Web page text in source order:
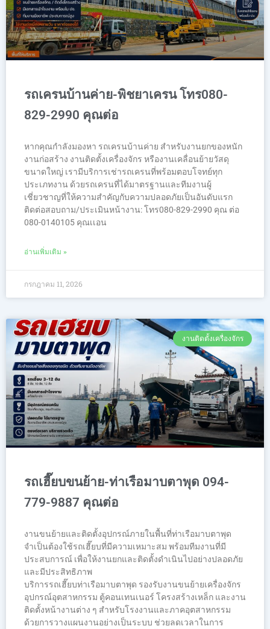
รถเครนบ้านค่าย-พิชยาเครน โทร080-
829-2990 คุณต่อ
หากคุณกำลังมองหา รถเครนบ้านค่าย สำหรับงานยกของหนัก
งานก่อสร้าง งานติดตั้งเครื่องจักร หรืองานเคลื่อนย้ายวัสดุ
ขนาดใหญ่ เรามีบริการเช่ารถเครนที่พร้อมตอบโจทย์ทุก
ประเภทงาน ด้วยรถเครนที่ได้มาตรฐานและทีมงานผู้
เชี่ยวชาญที่ให้ความสำคัญกับความปลอดภัยเป็นอันดับแรก
ติดต่อสอบถาม/ประเมินหน้างาน: โทร080-829-2990 คุณ ต่อ
080-0140105 คุณเเอน
อ่านเพิ่มเติม »
กรกฎาคม 11, 2026
งานติดตั้งเครื่องจักร
รถเฮี๊ยบขนย้าย-ท่าเรือมาบตาพุด 094-
779-9887 คุณต่อ
งานขนย้ายและติดตั้งอุปกรณ์ภายในพื้นที่ท่าเรือมาบตาพุด
จำเป็นต้องใช้รถเฮี๊ยบที่มีความเหมาะสม พร้อมทีมงานที่มี
ประสบการณ์ เพื่อให้งานยกและติดตั้งดำเนินไปอย่างปลอดภัย
และมีประสิทธิภาพ
บริการรถเฮี๊ยบท่าเรือมาบตาพุด รองรับงานขนย้ายเครื่องจักร
อุปกรณ์อุตสาหกรรม ตู้คอนเทนเนอร์ โครงสร้างเหล็ก และงาน
ติดตั้งหน้างานต่าง ๆ สำหรับโรงงานและภาคอุตสาหกรรม
ด้วยการวางแผนงานอย่างเป็นระบบ ช่วยลดเวลาในการ